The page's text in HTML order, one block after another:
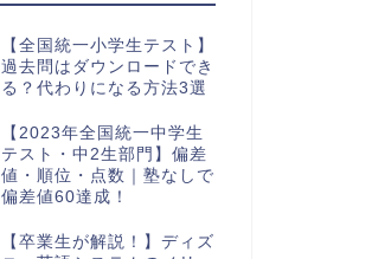
【全国統一小学生テスト】
過去問はダウンロードでき
る？代わりになる方法3選
【2023年全国統一中学生
テスト・中2生部門】偏差
値・順位・点数｜塾なしで
偏差値60達成！
【卒業生が解説！】ディズ